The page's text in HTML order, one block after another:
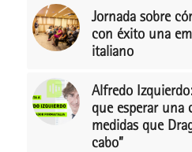
Jornada sobre
con éxito una
italiano
Alfredo
que esperar una
medidas que
cabo”